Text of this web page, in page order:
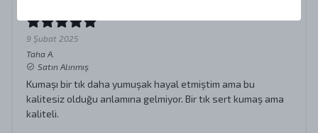
9 Şubat 2025
Taha A.
Satın Alınmış
Kumaşı bir tık daha yumuşak hayal etmiştim ama bu
kalitesiz olduğu anlamına gelmiyor. Bir tık sert kumaş ama
kaliteli.